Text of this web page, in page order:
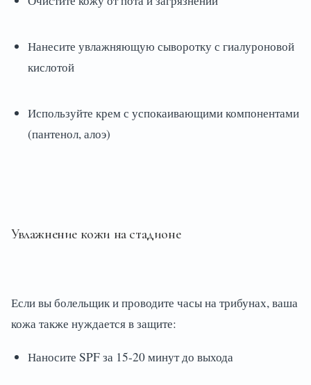
Нанесите увлажняющую сыворотку с гиалуроновой
кислотой
Используйте крем с успокаивающими компонентами
(пантенол, алоэ)
Увлажнение кожи на стадионе
Если вы болельщик и проводите часы на трибунах, ваша
кожа также нуждается в защите:
Наносите SPF за 15-20 минут до выхода